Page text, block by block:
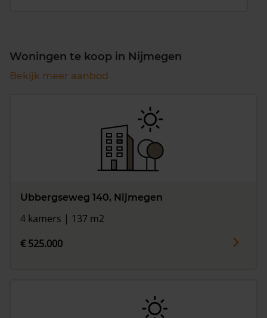
Woningen te koop in Nijmegen
Bekijk meer aanbod
Ubbergseweg 140, Nijmegen
4 kamers | 137 m2
€ 525.000